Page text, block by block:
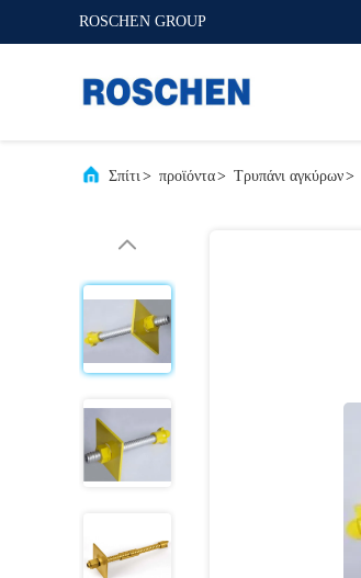
ROSCHEN GROUP
Σπίτι> προϊόντα> Τρυπάνι αγκύρων>